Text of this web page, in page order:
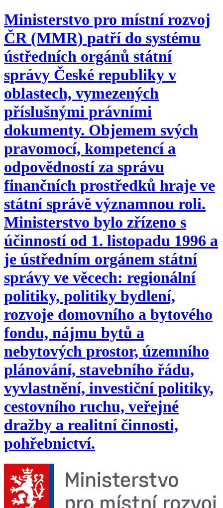
Ministerstvo pro místní rozvoj
ČR (MMR) patří do systému
ústředních orgánů státní
správy České republiky v
oblastech, vymezených
příslušnými právními
dokumenty. Objemem svých
pravomocí, kompetencí a
odpovědností za správu
finančních prostředků hraje ve
státní správě významnou roli.
Ministerstvo bylo zřízeno s
účinností od 1. listopadu 1996 a
je ústředním orgánem státní
správy ve věcech: regionální
politiky, politiky bydlení,
rozvoje domovního a bytového
fondu, nájmu bytů a
nebytových prostor, územního
plánování, stavebního řádu,
vyvlastnění, investiční politiky,
cestovního ruchu, veřejné
dražby a realitní činnosti,
pohřebnictví.